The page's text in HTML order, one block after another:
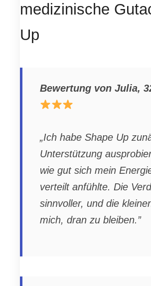
medizinische
Up
Bewertung von Julia,
„Ich habe Shape Up
Unterstützung
wie gut sich mein
verteilt anfühlte. Die
sinnvoller, und die
mich, dran zu bleiben.”